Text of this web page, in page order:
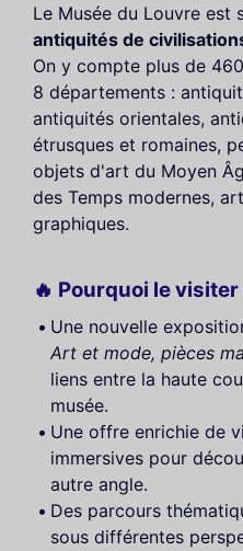
Le Musée du Louvre est
antiquités de
On y compte plus de
8 départements :
antiquités orientales,
étrusques et romaines,
objets d'art du Moyen
des Temps modernes,
graphiques.
🔥 Pourquoi le
Une nouvelle
Art et mode, pièces
liens entre la haute
musée.
Une offre enrichie de
immersives pour
autre angle.
Des parcours
sous différentes